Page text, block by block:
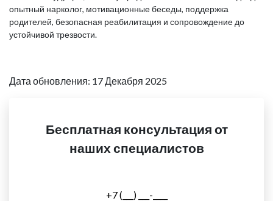
опытный нарколог, мотивационные беседы, поддержка
родителей, безопасная реабилитация и сопровождение до
устойчивой трезвости.
Дата обновления: 17 Декабря 2025
Бесплатная консультация от
наших специалистов